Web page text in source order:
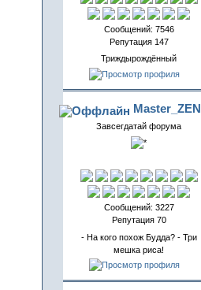
Сообщений: 7546
Репутация 147
Триждырождённый
Master_ZEN
Завсегдатай форума
Сообщений: 3227
Репутация 70
- На кого похож Будда? - Три
мешка риса!